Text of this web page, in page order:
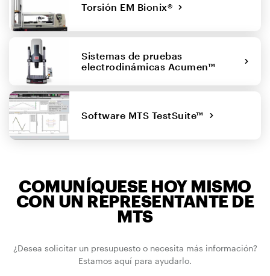
Torsión EM Bionix®
Sistemas de pruebas
electrodinámicas Acumen™
Software MTS TestSuite™
COMUNÍQUESE HOY MISMO
CON UN REPRESENTANTE DE
MTS
¿Desea solicitar un presupuesto o necesita más información?
Estamos aquí para ayudarlo.